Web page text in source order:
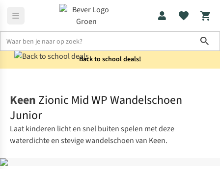
Back to schooldeals!
Keen Zionic Mid WP Wandelschoen
Junior
Laat kinderen licht en snel buiten spelen met deze
waterdichte en stevige wandelschoen van Keen.